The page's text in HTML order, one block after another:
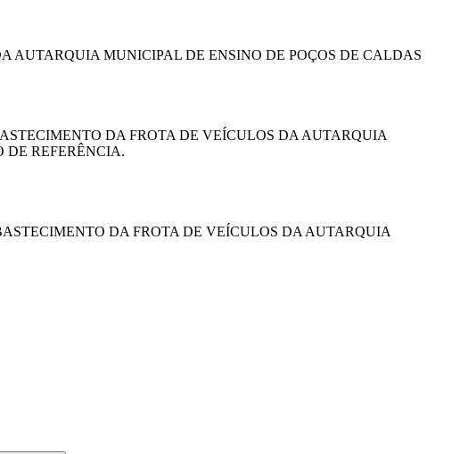
AUTARQUIA MUNICIPAL DE ENSINO DE POÇOS DE CALDAS
DA FROTA DE VEÍCULOS DA AUTARQUIA
DE REFERÊNCIA.
DA FROTA DE VEÍCULOS DA AUTARQUIA